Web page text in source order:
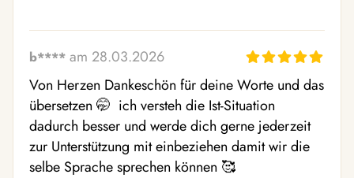
b**** am 28.03.2026
Von Herzen Dankeschön für deine Worte und das
übersetzen 🤭  ich versteh die Ist-Situation
dadurch besser und werde dich gerne jederzeit
zur Unterstützung mit einbeziehen damit wir die
selbe Sprache sprechen können 🥰